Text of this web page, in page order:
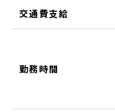
交通費支給
勤務時間